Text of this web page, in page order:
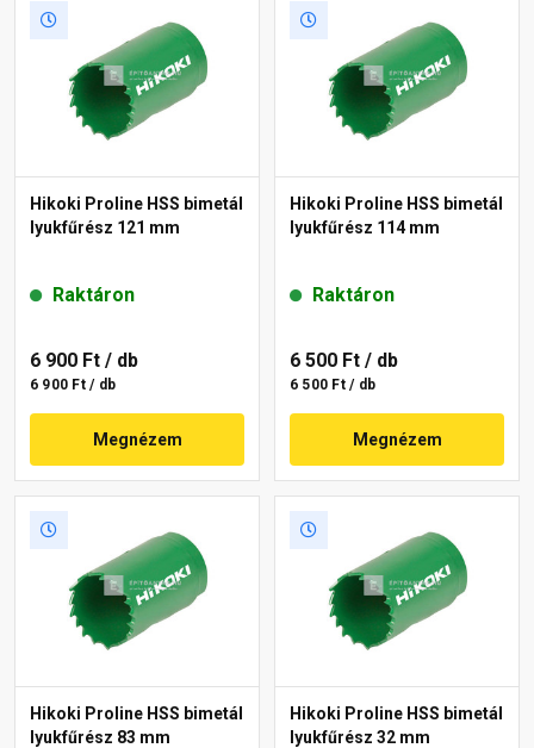
Hikoki Proline HSS bimetál
lyukfűrész 121 mm
Raktáron
6 900 Ft / db
6 900 Ft / db
Megnézem
Hikoki Proline HSS bimetál
lyukfűrész 114 mm
Raktáron
6 500 Ft / db
6 500 Ft / db
Megnézem
Hikoki Proline HSS bimetál
lyukfűrész 83 mm
Hikoki Proline HSS bimetál
lyukfűrész 32 mm